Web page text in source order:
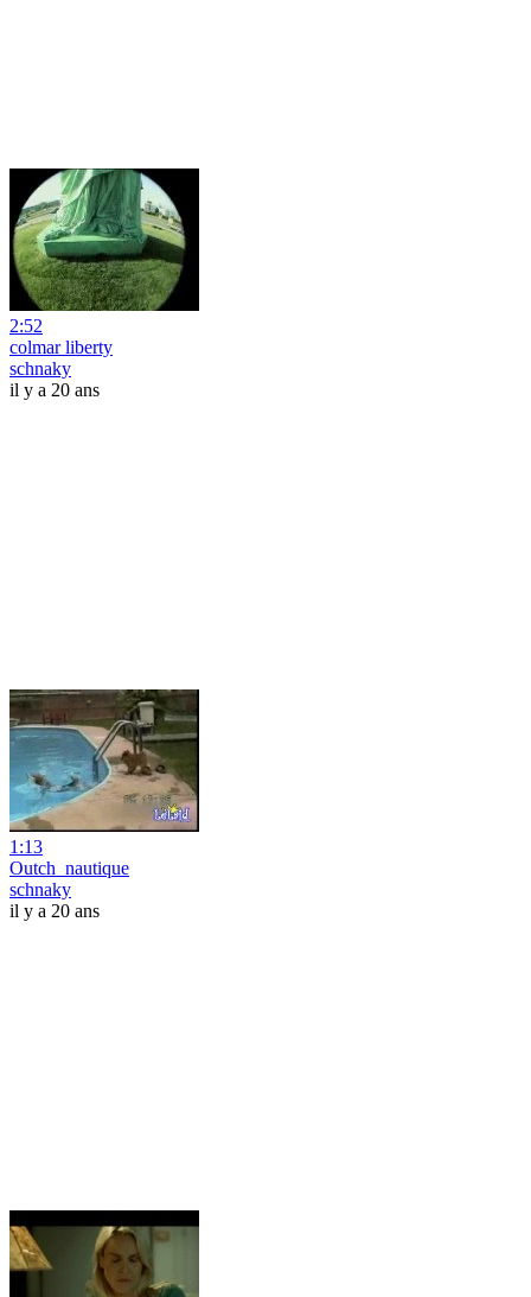
2:52
colmar liberty
schnaky
il y a 20 ans
1:13
Outch_nautique
schnaky
il y a 20 ans